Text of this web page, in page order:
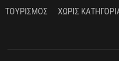
ΤΟΥΡΙΣΜΌΣ
ΧΩΡΊΣ